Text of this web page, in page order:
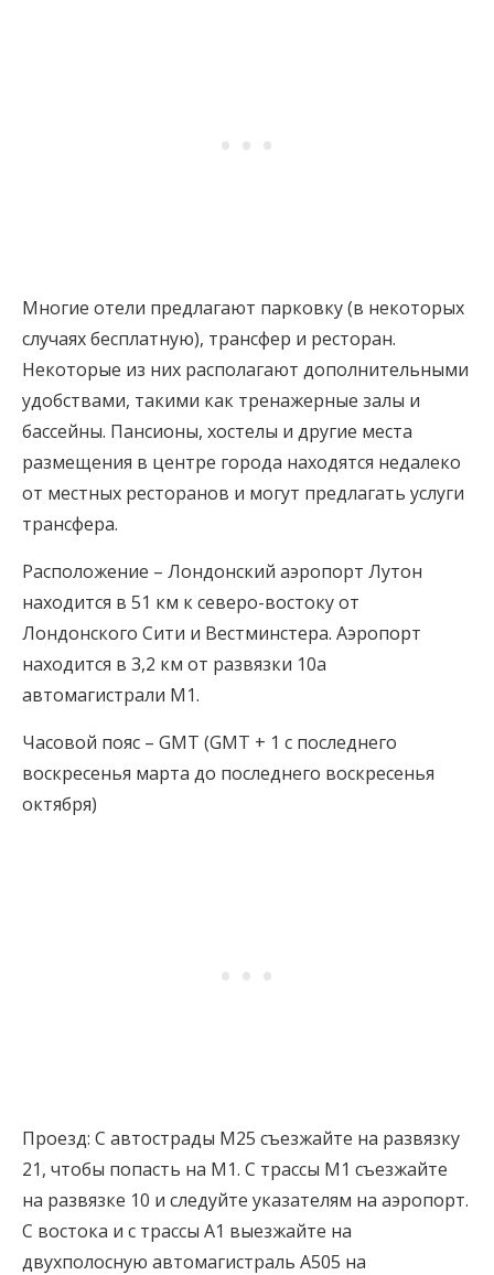
Многие отели предлагают парковку (в некоторых
случаях бесплатную), трансфер и ресторан.
Некоторые из них располагают дополнительными
удобствами, такими как тренажерные залы и
бассейны. Пансионы, хостелы и другие места
размещения в центре города находятся недалеко
от местных ресторанов и могут предлагать услуги
трансфера.
Расположение – Лондонский аэропорт Лутон
находится в 51 км к северо-востоку от
Лондонского Сити и Вестминстера. Аэропорт
находится в 3,2 км от развязки 10a
автомагистрали M1.
Часовой пояс – GMT (GMT + 1 с последнего
воскресенья марта до последнего воскресенья
октября)
Проезд: С автострады M25 съезжайте на развязку
21, чтобы попасть на M1. С трассы M1 съезжайте
на развязке 10 и следуйте указателям на аэропорт.
С востока и с трассы A1 выезжайте на
двухполосную автомагистраль A505 на